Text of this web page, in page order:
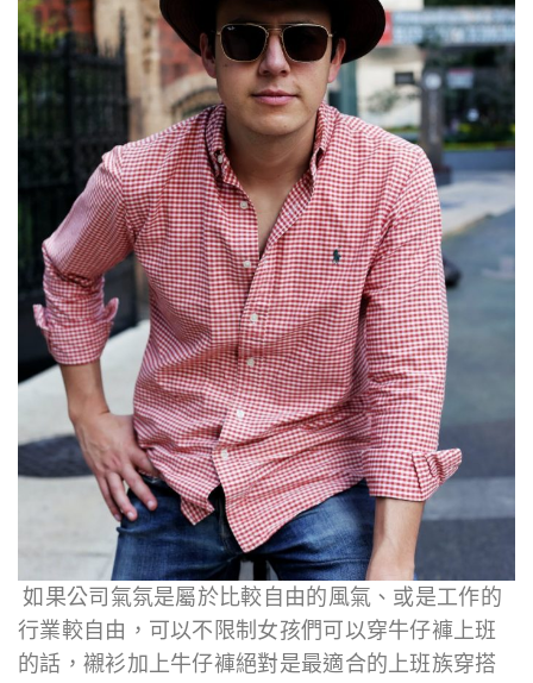
如果公司氣氛是屬於比較自由的風氣、或是工作的
行業較自由，可以不限制女孩們可以穿牛仔褲上班
的話，襯衫加上牛仔褲絕對是最適合的上班族穿搭